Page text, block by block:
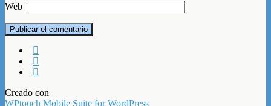
Web
Creado con
WPtouch Mobile Suite for WordPress